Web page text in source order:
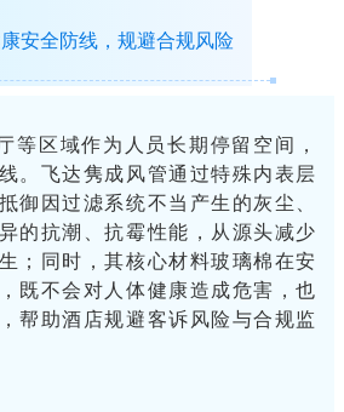
安全防线，规避合规风险
等区域作为人员长期停留空间，
。飞达隽成风管通过特殊内表层
御因过滤系统不当产生的灰尘、
的抗潮、抗霉性能，从源头减少
；同时，其核心材料玻璃棉在安
既不会对人体健康造成危害，也
帮助酒店规避客诉风险与合规监